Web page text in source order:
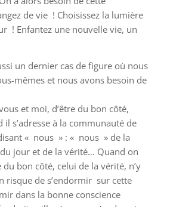
de vie ! Choisissez la lumière
! Enfantez une nouvelle vie, un
un dernier cas de figure où nous
mêmes et nous avons besoin de
et moi, d’être du bon côté,
il s’adresse à la communauté de
« nous » : « nous » de la
jour et de la vérité… Quand on
du bon côté, celui de la vérité, n’y
risque de s’endormir sur cette
dans la bonne conscience